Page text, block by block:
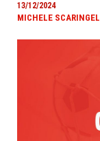
13/12/2024
MICHELE